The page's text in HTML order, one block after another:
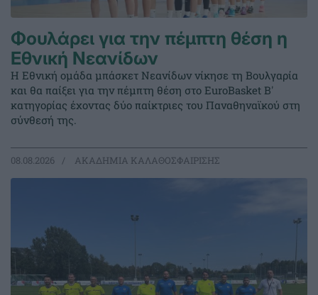
Φουλάρει για την πέμπτη θέση η
Εθνική Νεανίδων
Η Εθνική ομάδα μπάσκετ Νεανίδων νίκησε τη Βουλγαρία
και θα παίξει για την πέμπτη θέση στο EuroBasket Β'
κατηγορίας έχοντας δύο παίκτριες του Παναθηναϊκού στη
σύνθεσή της.
08.08.2026 ΑΚΑΔΗΜΙΑ ΚΑΛΑΘΟΣΦΑΙΡΙΣΗΣ